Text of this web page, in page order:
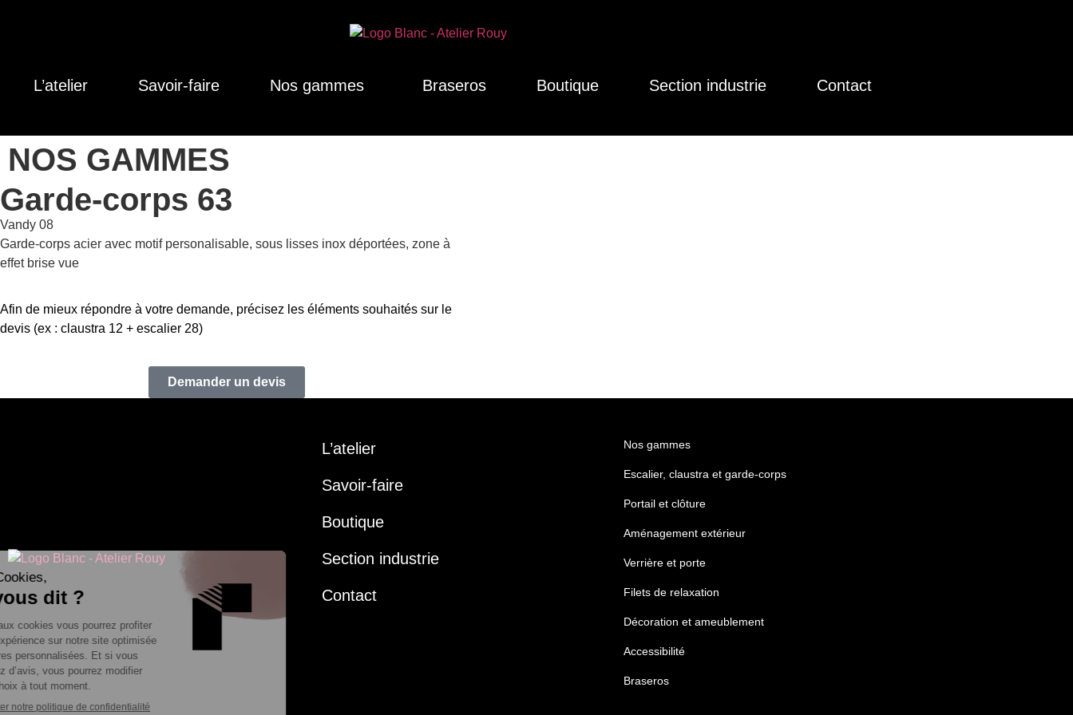
L’atelier Savoir-faire Nos gammes Braseros Boutique Section industrie Contact
NOS GAMMES
Garde-corps 63
Vandy 08
Garde-corps acier avec motif personalisable, sous lisses inox déportées, zone à
effet brise vue
Afin de mieux répondre à votre demande, précisez les éléments souhaités sur le
devis (ex : claustra 12 + escalier 28)
Demander un devis
L’atelier
Savoir-faire
Boutique
Section industrie
Contact
Nos gammes
Escalier, claustra et garde-corps
Portail et clôture
Aménagement extérieur
Verrière et porte
Filets de relaxation
Décoration et ameublement
Accessibilité
Braseros